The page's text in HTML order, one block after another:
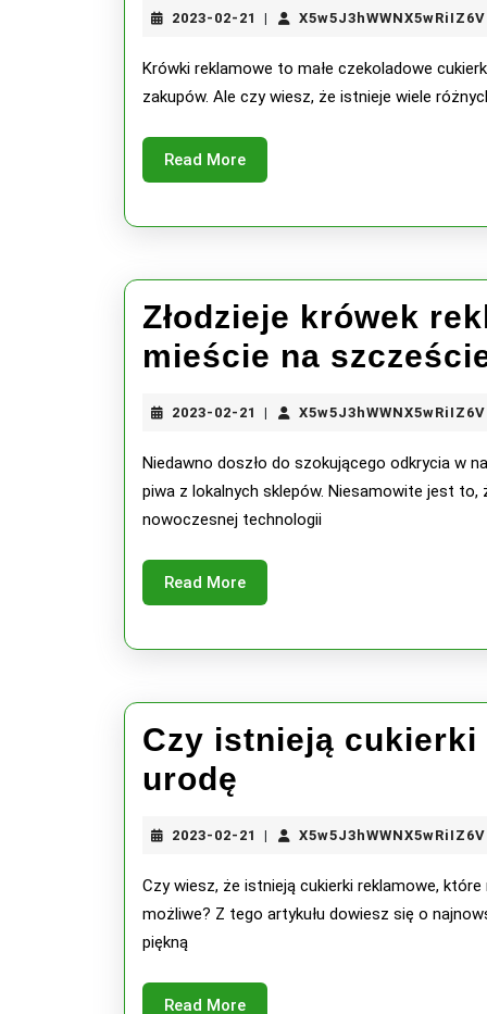
występują
krówki
2023-02-21
2023-
Krówki reklamowe to małe czekoladowe
zakupów. Ale czy wiesz, że istnieje wiele
Read MoreRead
More
Złodzieje krówek
mieście na
2023-02-21
2023-
21
Niedawno doszło do szokującego odkrycia w
piwa z lokalnych sklepów. Niesamowite jest
nowoczesnej technologii
Read MoreRead
More
Czy istnieją
urodę
reklamowe
poprawijące
urodę
2023-02-21
2023-
21
Czy wiesz, że istnieją cukierki reklamowe,
możliwe? Z tego artykułu dowiesz się o
piękną
Read MoreRead